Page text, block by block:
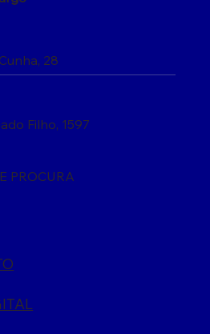
28
Filho, 1597
PROCURA